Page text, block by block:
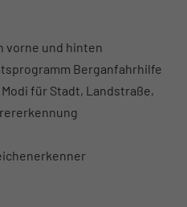
vorne und hinten
Berganfahrhilfe
für Stadt, Landstraße,